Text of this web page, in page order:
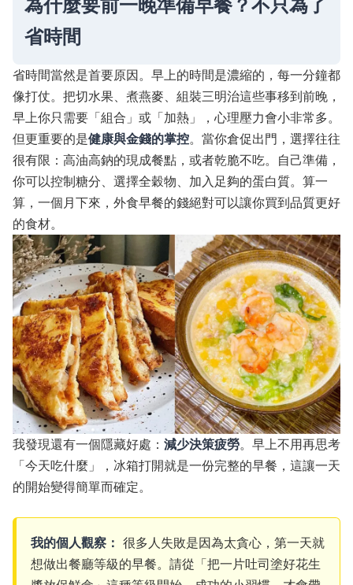
為什麼要前一晚準備早餐？不只為了
省時間
省時間當然是首要原因。早上的時間是濃縮的，每一分鐘都
像打仗。把切水果、煮燕麥、組裝三明治這些事移到前晚，
早上你只需要「組合」或「加熱」，心理壓力會小非常多。
但更重要的是健康與金錢的掌控。當你倉促出門，選擇往往
很有限：高油高鈉的現成餐點，或者乾脆不吃。自己準備，
你可以控制糖分、選擇全穀物、加入足夠的蛋白質。算一
算，一個月下來，外食早餐的錢絕對可以讓你買到品質更好
的食材。
我發現還有一個隱藏好處： 減少決策疲勞。早上不用再思考
「今天吃什麼」，冰箱打開就是一份完整的早餐，這讓一天
的開始變得簡單而確定。
我的個人觀察： 很多人失敗是因為太貪心，第一天就
想做出餐廳等級的早餐。請從「把一片吐司塗好花生